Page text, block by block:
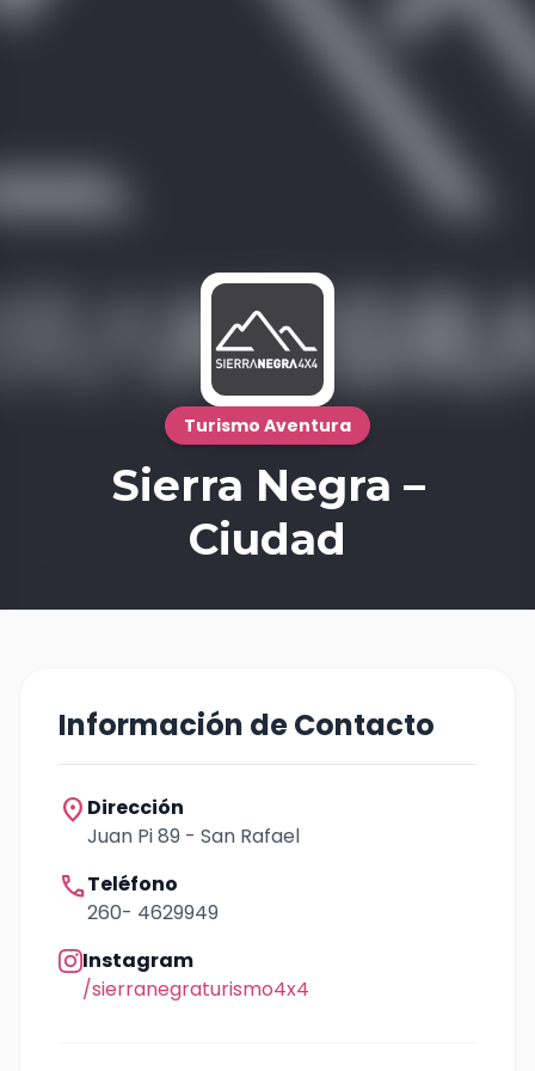
Turismo Aventura
Sierra Negra –
Ciudad
Información de Contacto
location_on Dirección
Juan Pi 89 - San Rafael
callTeléfono
260- 4629949
Instagram
/sierranegraturismo4x4